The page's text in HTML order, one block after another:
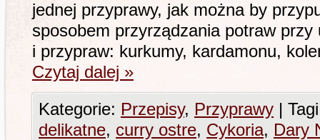
jednej przyprawy, jak można by
sposobem przyrządzania potraw przy
i przypraw: kurkumy, kardamonu,
Czytaj dalej »
Kategorie: Przepisy, Przyprawy |
delikatne, curry ostre, Cykoria, Dary